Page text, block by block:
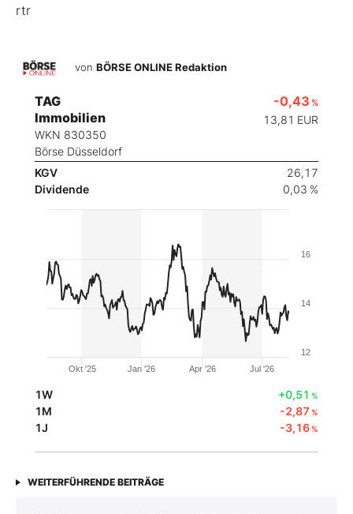
rtr
von BÖRSE ONLINE Redaktion
TAG
Immobilien
WKN 830350
Börse Düsseldorf
-0,43 %
13,81 EUR
KGV
26,17
Dividende
0,03 %
Okt '25 Jan '26 Apr '26 Jul '26
12
14
16
1W +0,51 %
1M -2,87 %
1J -3,16%
WEITERFÜHRENDE BEITRÄGE